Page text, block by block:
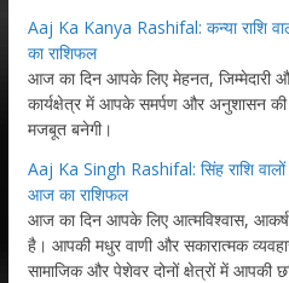
Aaj Ka Kanya Rashifal: कन्या राशि
का राशिफल
आज का दिन आपके लिए मेहनत, जिम्मेदारी
कार्यक्षेत्र में आपके समर्पण और अनुशासन की
मजबूत बनेगी।
Aaj Ka Singh Rashifal: सिंह राशि
आज का राशिफल
आज का दिन आपके लिए आत्मविश्वास,
है। आपकी मधुर वाणी और सकारात्मक
सामाजिक और पेशेवर दोनों क्षेत्रों में आपकी